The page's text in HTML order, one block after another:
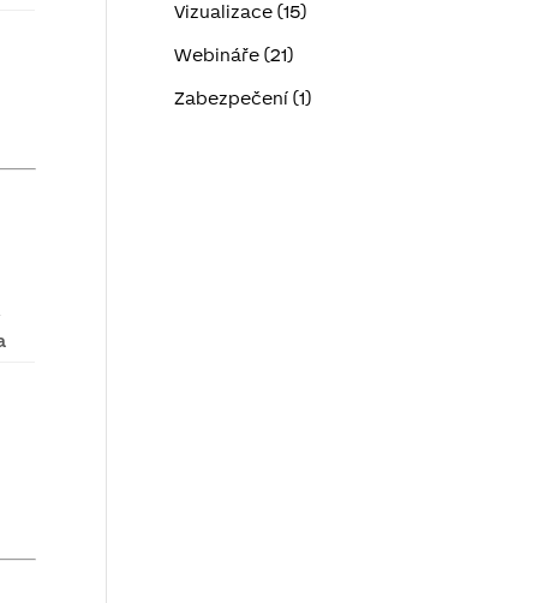
Vizualizace (15)
Webináře (21)
Zabezpečení (1)